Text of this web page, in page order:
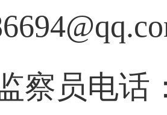
察员电话